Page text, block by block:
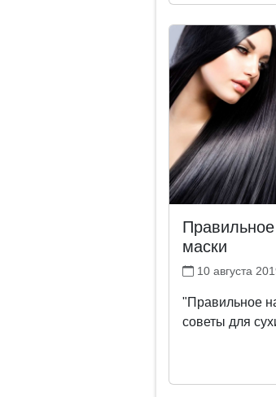
маски
10 августа
"Правильное
советы для